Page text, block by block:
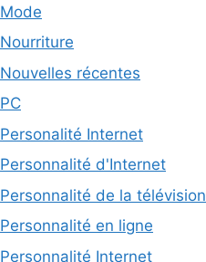
Mode
Nourriture
Nouvelles récentes
PC
Personalité Internet
Personnalité d'Internet
Personnalité de la télévision
Personnalité en ligne
Personnalité Internet